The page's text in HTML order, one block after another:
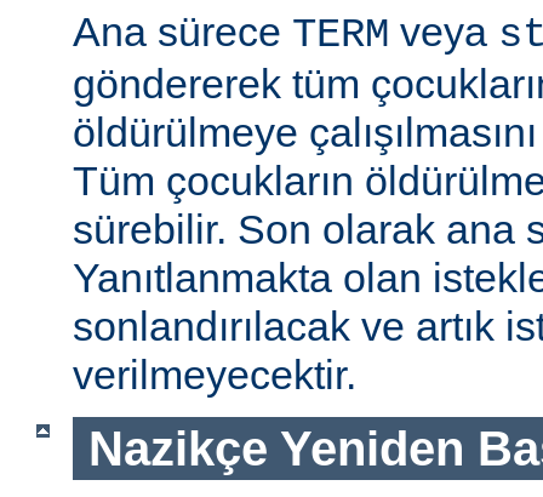
Ana sürece TERM veya
göndererek tüm
öldürülmeye
Tüm çocukların
sürebilir. Son olarak ana
Yanıtlanmakta olan
sonlandırılacak ve artık
verilmeyecektir.
Nazikçe Yeniden